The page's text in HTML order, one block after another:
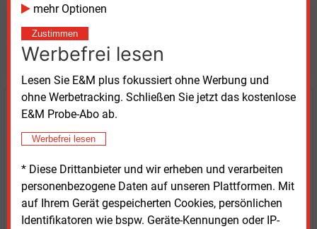
mehr Optionen
Zustimmen
Werbefrei lesen
Lesen Sie E&M plus fokussiert ohne Werbung und
ohne Werbetracking. Schließen Sie jetzt das kostenlose
E&M Probe-Abo ab.
Werbefrei lesen
* Diese Drittanbieter und wir erheben und verarbeiten
personenbezogene Daten auf unseren Plattformen. Mit
auf Ihrem Gerät gespeicherten Cookies, persönlichen
Identifikatoren wie bspw. Geräte-Kennungen oder IP-
Möchten Sie diese und
weitere Nachrichten lesen?
Kaufen Sie den Artikel
erhalten Sie sofort diesen redaktionellen Beitrag für
nur € 2.98